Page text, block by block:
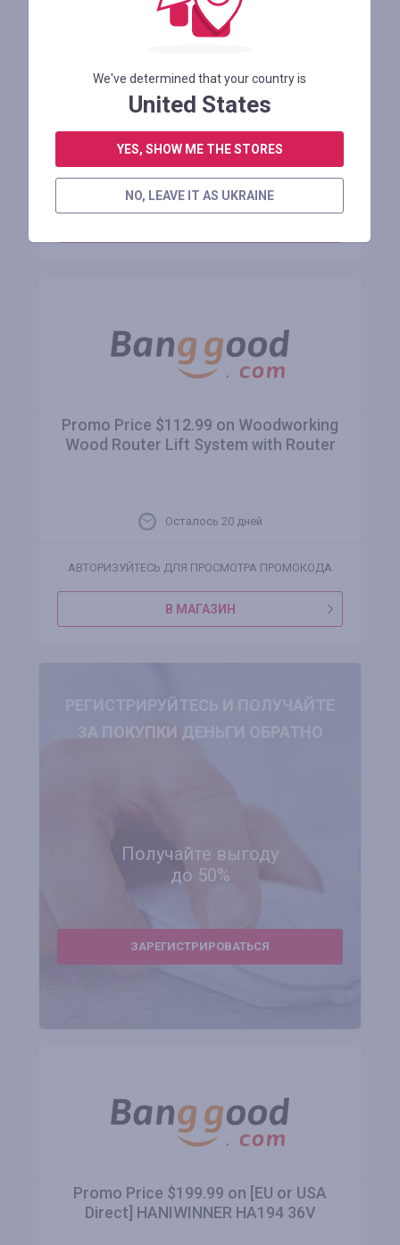
Promo Price $60.34 on WaveRite 50PSI
Promo Price $112.99 on Woodworking
Wood Router Lift System with Router
Осталось 20 дней
АВТОРИЗУЙТЕСЬ ДЛЯ ПРОСМОТРА ПРОМОКОДА
В МАГАЗИН
РЕГИСТРИРУЙТЕСЬ И ПОЛУЧАЙТЕ
ЗА ПОКУПКИ ДЕНЬГИ ОБРАТНО
Получайте выгоду
до 50%
ЗАРЕГИСТРИРОВАТЬСЯ
Promo Price $199.99 on [EU or USA
Direct] HANIWINNER HA194 36V
We've determined that your country is
United States
YES, SHOW ME THE STORES
NO, LEAVE IT AS UKRAINE